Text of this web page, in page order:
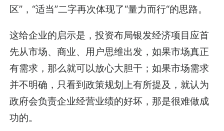
区”，“适当”二字再次体现了“量力而行“的思路。
这给企业的启示是，投资布局银发经济项目应首
先从市场、商业、用户思维出发，如果市场真正
有需求，那么就可以放心大胆干；如果市场需求
并不明确，只看到政策规划上有所提及，就认为
政府会负责企业经营业绩的好坏，那是很难做成
功的。